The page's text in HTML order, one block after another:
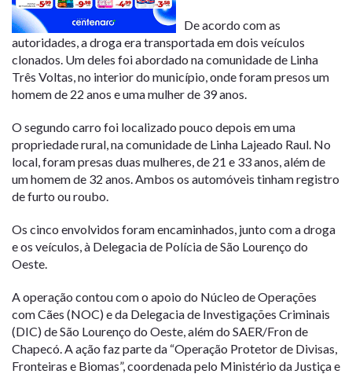
De acordo com as
autoridades, a droga era transportada em dois veículos
clonados. Um deles foi abordado na comunidade de Linha
Três Voltas, no interior do município, onde foram presos um
homem de 22 anos e uma mulher de 39 anos.
O segundo carro foi localizado pouco depois em uma
propriedade rural, na comunidade de Linha Lajeado Raul. No
local, foram presas duas mulheres, de 21 e 33 anos, além de
um homem de 32 anos. Ambos os automóveis tinham registro
de furto ou roubo.
Os cinco envolvidos foram encaminhados, junto com a droga
e os veículos, à Delegacia de Polícia de São Lourenço do
Oeste.
A operação contou com o apoio do Núcleo de Operações
com Cães (NOC) e da Delegacia de Investigações Criminais
(DIC) de São Lourenço do Oeste, além do SAER/Fron de
Chapecó. A ação faz parte da “Operação Protetor de Divisas,
Fronteiras e Biomas”, coordenada pelo Ministério da Justiça e